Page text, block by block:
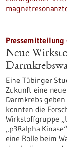
Pressemitteilung
Neue
Eine Tübinger
Zukunft eine
Darmkrebs
konnten die
Wirkstoffgruppe
„p38alpha
eine Rolle beim